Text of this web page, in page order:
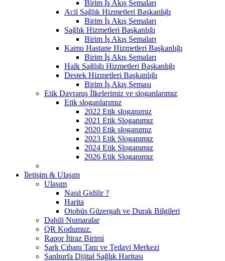
Birim İş Akış Şemaları
Acil Sağlık Hizmetleri Başkanlığı
Birim İş Akış Şemaları
Sağlık Hizmetleri Başkanlığı
Birim İş Akış Şemaları
Kamu Hastane Hizmetleri Başkanlığı
Birim İş Akış Şemaları
Halk Sağlığı Hizmetleri Başkanlığı
Destek Hizmetleri Başkanlığı
Birim İş Akış Şeması
Etik Davranış İlkelerimiz ve sloganlarımız
Etik sloganlarımız
2022 Etik sloganımız
2021 Etik Sloganımız
2020 Etik sloganımız
2023 Etik Sloganımız
2024 Etik Sloganımız
2026 Etik Sloganımız
İletişim & Ulaşım
Ulaşım
Nasıl Gidilir ?
Harita
Otobüs Güzergah ve Durak Bilgileri
Dahili Numaralar
QR Kodumuz.
Rapor İtiraz Birimi
Şark Çıbanı Tanı ve Tedavi Merkezi
Şanlıurfa Dijital Sağlık Haritası